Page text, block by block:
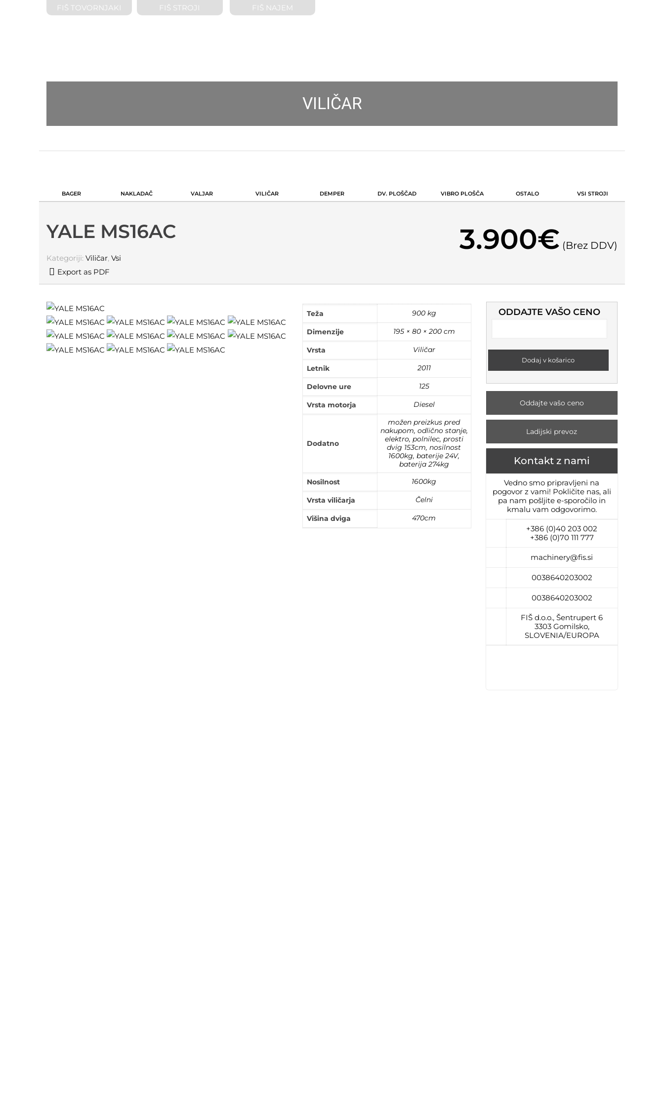
FIŠ TOVORNJAKI FIŠ STROJI FIŠ NAJEM
VILIČAR
BAGER NAKLADAČ VALJAR VILIČAR DEMPER DV. PLOŠČAD VIBRO PLOŠČA OSTALO VSI STROJI
YALE MS16AC
Kategoriji: Viličar, Vsi
Export as PDF
3.900€ (Brez DDV)
Teža 900 kg
Dimenzije 195 × 80 × 200 cm
Vrsta Viličar
Letnik 2011
Delovne ure 125
Vrsta motorja Diesel
Dodatno
možen preizkus pred
nakupom, odlično stanje,
elektro, polnilec, prosti
dvig 153cm, nosilnost
1600kg, baterije 24V,
baterija 274kg
Nosilnost 1600kg
Vrsta viličarja Čelni
Višina dviga 470cm
ODDAJTE VAŠO CENO
Dodaj v košarico
Oddajte vašo ceno
Ladijski prevoz
Kontakt z nami
Vedno smo pripravljeni na
pogovor z vami! Pokličite nas, ali
pa nam pošljite e-sporočilo in
kmalu vam odgovorimo.
+386 (0)40 203 002
+386 (0)70 111 777
machinery@fis.si
0038640203002
0038640203002
FIŠ d.o.o., Šentrupert 6
3303 Gomilsko,
SLOVENIA/EUROPA